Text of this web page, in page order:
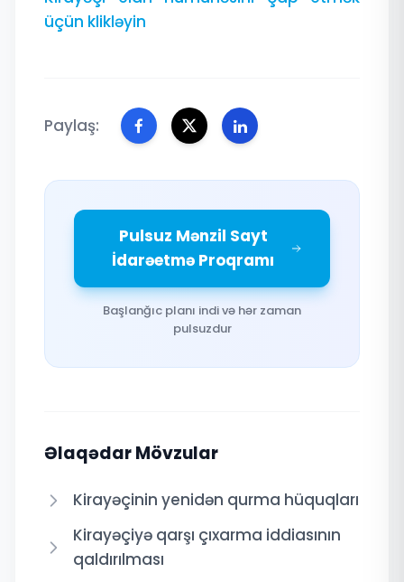
üçün klikləyin
Paylaş:
Pulsuz Mənzil Sayt
İdarəetmə Proqramı
Başlanğıc planı indi və hər zaman
pulsuzdur
Əlaqədar Mövzular
Kirayəçinin yenidən qurma hüquqları
Kirayəçiyə qarşı çıxarma iddiasının
qaldırılması